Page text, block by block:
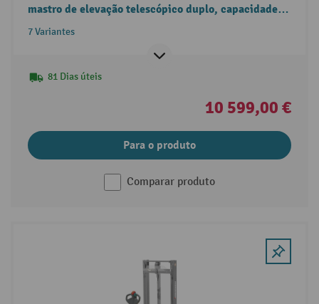
mastro de elevação telescópico duplo, capacidade
de carga de 1200 kg
7 Variantes
81 Dias úteis
10 599,00 €
Para o produto
Comparar produto